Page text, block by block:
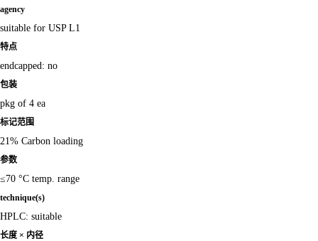
agency
suitable for USP L1
特点
endcapped: no
包装
pkg of 4 ea
标记范围
21% Carbon loading
参数
≤70 °C temp. range
technique(s)
HPLC: suitable
长度 × 内径